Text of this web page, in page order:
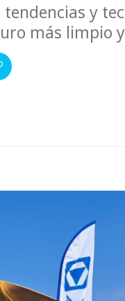
y
más limpio